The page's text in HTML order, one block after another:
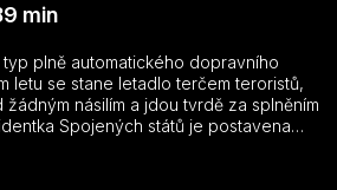
min
plně automatického dopravního
letu se stane letadlo terčem teroristů,
násilím a jdou tvrdě za splněním
Spojených států je postavena
letadlo pilotuje její bratr, ale